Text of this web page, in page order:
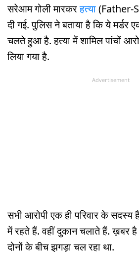
सरेआम गोली मारकरहत्या(Father-
दी गई. पुलिस ने बताया है कि ये मर्डर
चलते हुआ है. हत्या में शामिल पांचों
लिया गया है.
Advertisement
सभी आरोपी एक ही परिवार के सदस्य
में रहते हैं. वहीं दुकान चलाते हैं. ख़बर
दोनों के बीच झगड़ा चल रहा था.